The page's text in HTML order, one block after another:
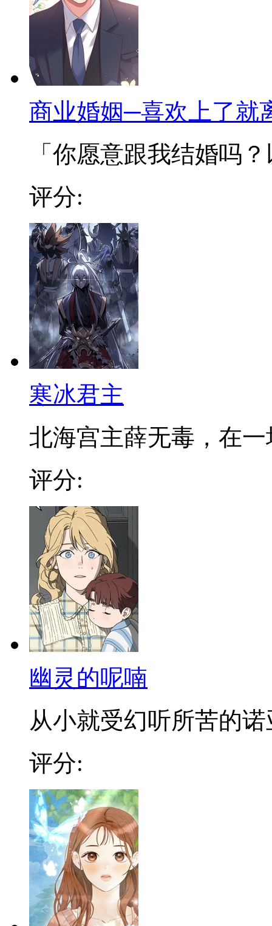
商业婚姻─喜欢上了就
「你愿意跟我结婚吗
评分:
寒冰君主
北海宫主薛无毒，在一
评分:
幽灵的呢喃
从小就受幻听所苦的诺
评分: